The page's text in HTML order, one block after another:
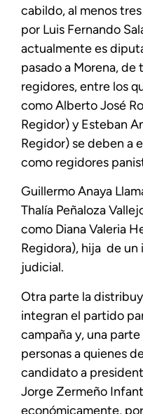
cabildo, al menos
por Luis Fernando
actualmente es
pasado a Morena, de
regidores, entre los
como Alberto José
Regidor) y Esteban
Regidor) se deben a
como regidores
Guillermo Anaya
Thalía Peñaloza
como Diana Valeria
Regidora), hija de
judicial.
Otra parte la
integran el partido
campaña y, una
personas a quienes
candidato a
Jorge Zermeño
económicamente,